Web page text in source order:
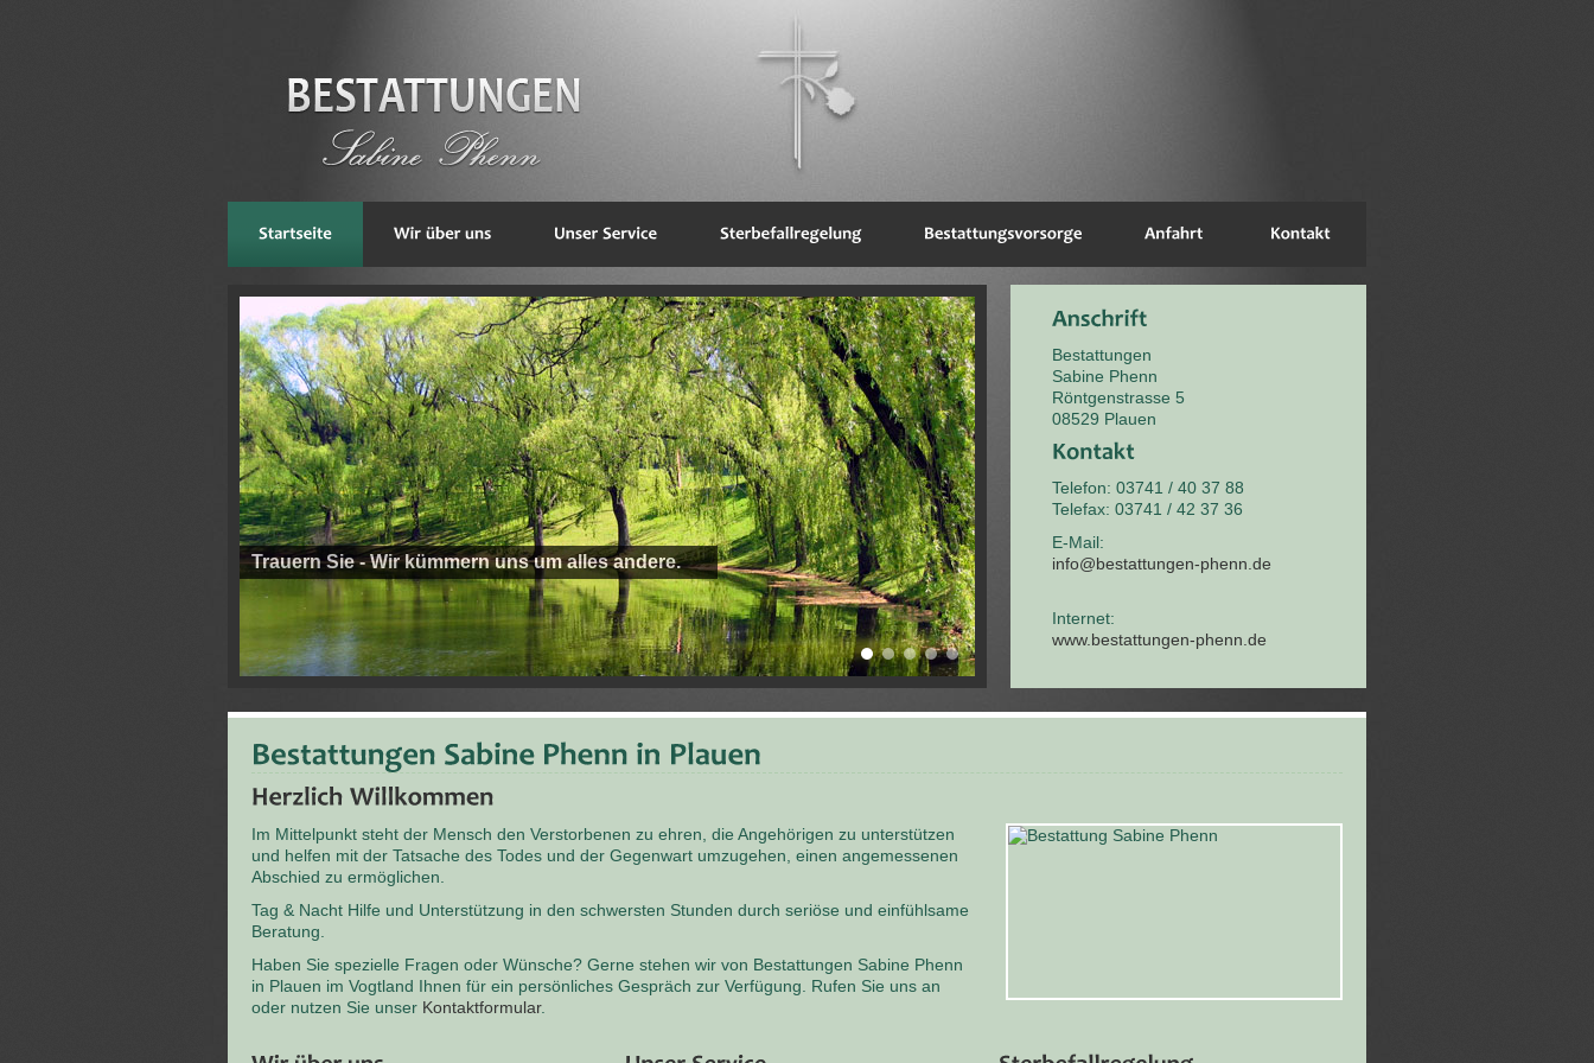
Bestattungen
Sabine Phenn
Röntgenstrasse 5
08529 Plauen
Telefon: 03741 / 40 37 88
Telefax: 03741 / 42 37 36
E-Mail:
info@bestattungen-phenn.de
Internet:
www.bestattungen-phenn.de
Trauern Sie - Wir kümmern uns um alles andere.
Im Mittelpunkt steht der Mensch den Verstorbenen zu ehren, die Angehörigen zu unterstützen
und helfen mit der Tatsache des Todes und der Gegenwart umzugehen, einen angemessenen
Abschied zu ermöglichen.
Tag & Nacht Hilfe und Unterstützung in den schwersten Stunden durch seriöse und einfühlsame
Beratung.
Haben Sie spezielle Fragen oder Wünsche? Gerne stehen wir von Bestattungen Sabine Phenn
in Plauen im Vogtland Ihnen für ein persönliches Gespräch zur Verfügung. Rufen Sie uns an
oder nutzen Sie unser Kontaktformular.